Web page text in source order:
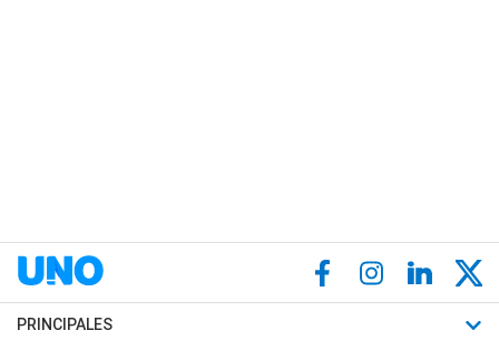
PRINCIPALES